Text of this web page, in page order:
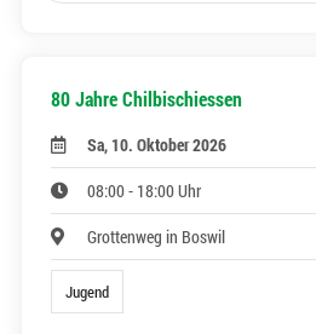
80 Jahre Chilbischiessen
Sa, 10. Oktober 2026
08:00 - 18:00 Uhr
Grottenweg in Boswil
Jugend